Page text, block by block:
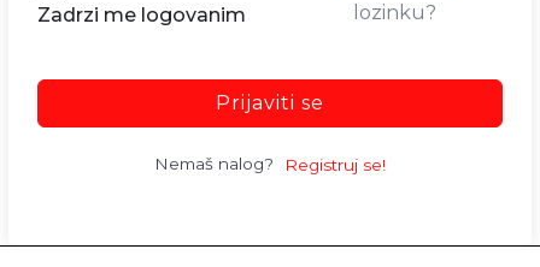
Zadrzi me logovanim
lozinku?
Prijaviti se
Nemaš nalog? Registruj se!